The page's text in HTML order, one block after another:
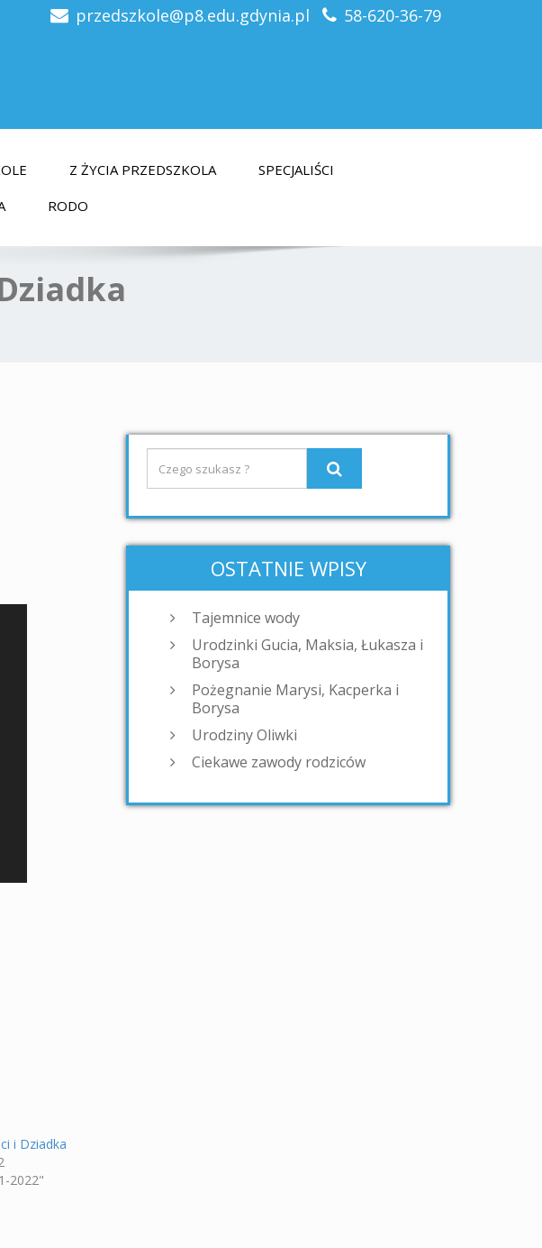
przedszkole@p8.edu.gdynia.pl 58-620-36-79
Z ŻYCIA PRZEDSZKOLA
SPECJALIŚCI
RODO
i Dziadka
2022"
OSTATNIE WPISY
Tajemnice wody
Urodzinki Gucia, Maksia, Łukasza i
Borysa
Pożegnanie Marysi, Kacperka i
Borysa
Urodziny Oliwki
Ciekawe zawody rodziców